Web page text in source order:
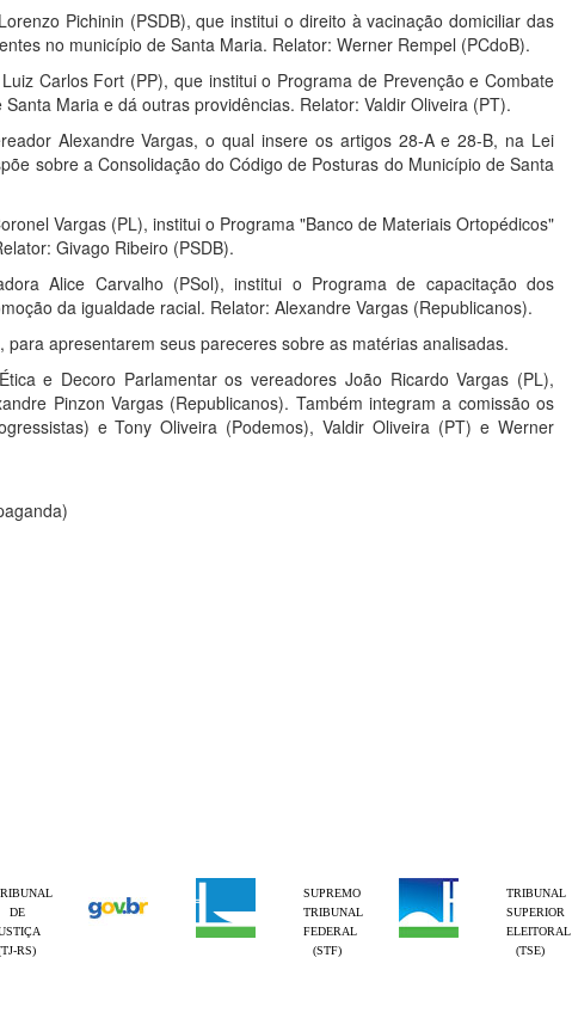
Pichinin (PSDB), que institui o direito à vacinação domiciliar das
no município de Santa Maria. Relator: Werner Rempel (PCdoB).
Carlos Fort (PP), que institui o Programa de Prevenção e Combate
Maria e dá outras providências. Relator: Valdir Oliveira (PT).
Alexandre Vargas, o qual insere os artigos 28-A e 28-B, na Lei
sobre a Consolidação do Código de Posturas do Município de Santa
Vargas (PL), institui o Programa "Banco de Materiais Ortopédicos"
Givago Ribeiro (PSDB).
Alice Carvalho (PSol), institui o Programa de capacitação dos
da igualdade racial. Relator: Alexandre Vargas (Republicanos).
apresentarem seus pareceres sobre as matérias analisadas.
e Decoro Parlamentar os vereadores João Ricardo Vargas (PL),
Pinzon Vargas (Republicanos). Também integram a comissão os
e Tony Oliveira (Podemos), Valdir Oliveira (PT) e Werner
DE
RS)
SUPREMO
TRIBUNAL
FEDERAL
(STF)
TRIBUNAL
SUPERIOR
ELEITORAL
(TSE)